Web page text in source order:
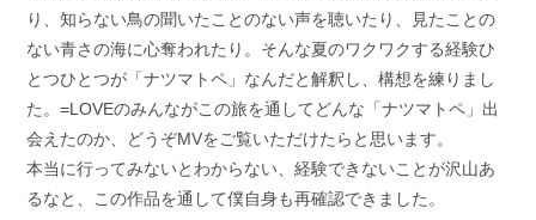
り、知らない鳥の聞いたことのない声を聴いたり、見たことの
ない青さの海に心奪われたり。そんな夏のワクワクする経験ひ
とつひとつが「ナツマトペ」なんだと解釈し、構想を練りまし
た。=LOVEのみんながこの旅を通してどんな「ナツマトペ」出
会えたのか、どうぞMVをご覧いただけたらと思います。
本当に行ってみないとわからない、経験できないことが沢山あ
るなと、この作品を通して僕自身も再確認できました。